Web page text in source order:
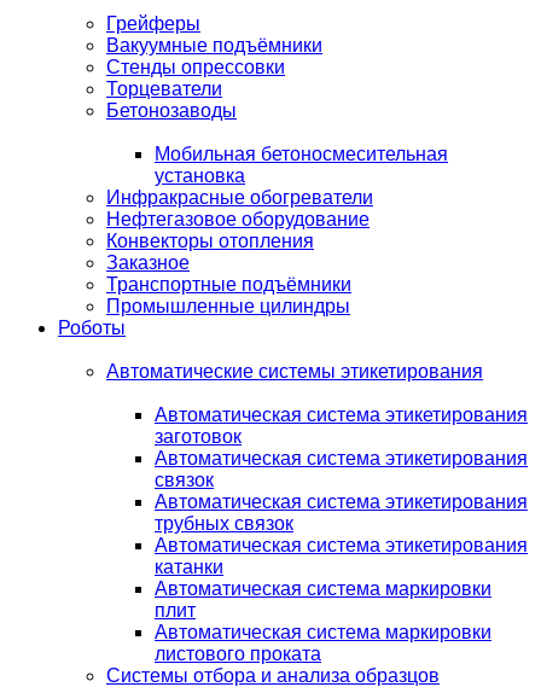
Грейферы
Вакуумные подъёмники
Стенды опрессовки
Торцеватели
Бетонозаводы
Мобильная бетоносмесительная
установка
Инфракрасные обогреватели
Нефтегазовое оборудование
Конвекторы отопления
Заказное
Транспортные подъёмники
Промышленные цилиндры
Роботы
Автоматические системы этикетирования
Автоматическая система этикетирования
заготовок
Автоматическая система этикетирования
связок
Автоматическая система этикетирования
трубных связок
Автоматическая система этикетирования
катанки
Автоматическая система маркировки
плит
Автоматическая система маркировки
листового проката
Системы отбора и анализа образцов